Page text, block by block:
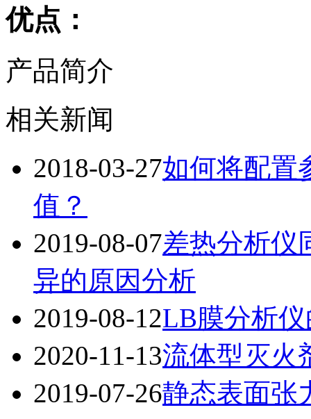
优点：
产品简介
相关新闻
2018-03-27如何将配置
值？
2019-08-07差热分析仪
异的原因分析
2019-08-12LB膜分析
2020-11-13流体型灭火
2019-07-26静态表面张